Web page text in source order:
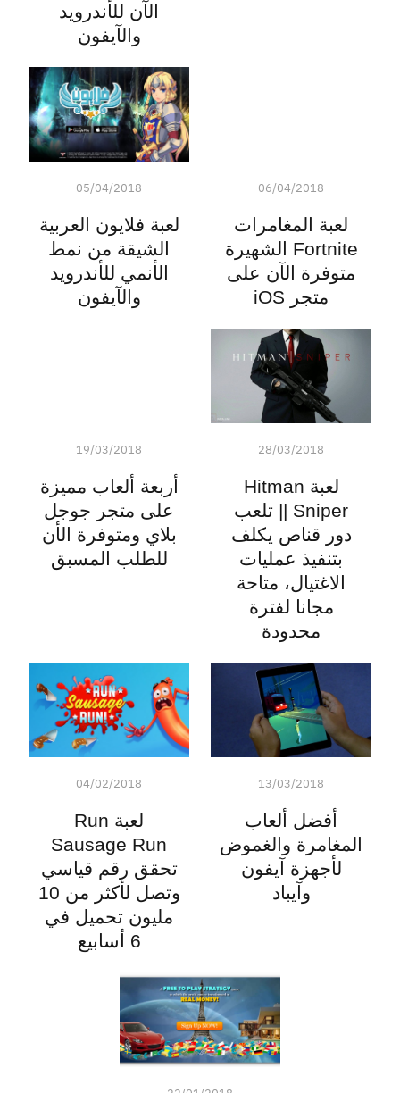
الآن للأندرويد
والآيفون
06/04/2018
لعبة المغامرات
Fortnite الشهيرة
متوفرة الآن على
متجر iOS
05/04/2018
لعبة فلايون العربية
الشيقة من نمط
الأنمي للأندرويد
والآيفون
28/03/2018
لعبة Hitman
Sniper || تلعب
دور قناص يكلف
بتنفيذ عمليات
الاغتيال، متاحة
مجانا لفترة
محدودة
19/03/2018
أربعة ألعاب مميزة
على متجر جوجل
بلاي ومتوفرة الأن
للطلب المسبق
13/03/2018
أفضل ألعاب
المغامرة والغموض
لأجهزة آيفون
وآيباد
04/02/2018
لعبة Run
Sausage Run
تحقق رقم قياسي
وتصل لأكثر من 10
مليون تحميل في
6 أسابيع